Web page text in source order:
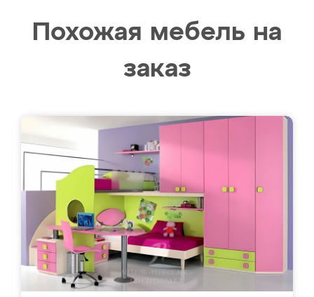
Похожая мебель на
заказ